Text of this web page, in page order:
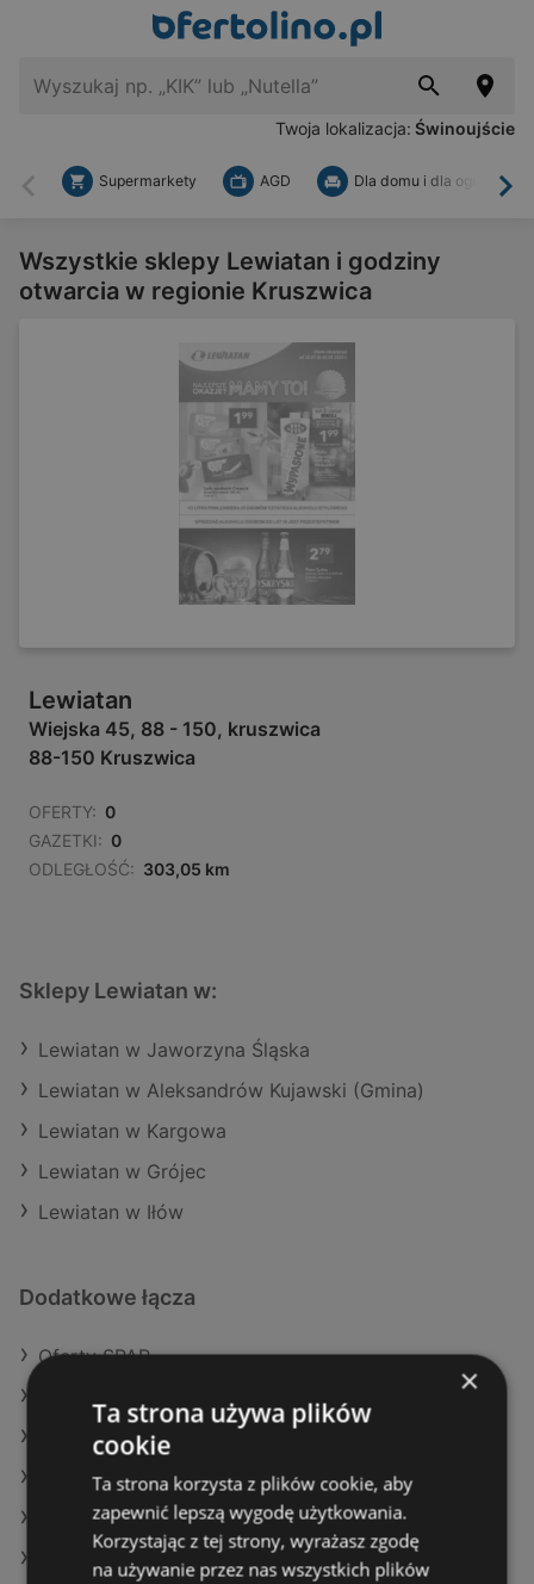
Twoja lokalizacja: Świnoujście
Wstecz
Supermarkety AGD Dla domu i dla ogrodu
Wszystkie sklepy Lewiatan i godziny
otwarcia w regionie Kruszwica
Lewiatan
Wiejska 45, 88 - 150, kruszwica
88-150 Kruszwica
OFERTY: 0
GAZETKI: 0
ODLEGŁOŚĆ: 303,05 km
Sklepy Lewiatan w:
Lewiatan w Jaworzyna Śląska
Lewiatan w Aleksandrów Kujawski (Gmina)
Lewiatan w Kargowa
Lewiatan w Grójec
Lewiatan w Iłów
Dodatkowe łącza
Oferty SPAR
Aktualne gazetki Eurocash
Aktualne gazetki Netto
Aktualne gazetki Carrefour
Aktualne gazetki Delikatesy Centrum
×
Ta strona używa plików
cookie
Ta strona korzysta z plików cookie, aby
zapewnić lepszą wygodę użytkowania.
Korzystając z tej strony, wyrażasz zgodę
na używanie przez nas wszystkich plików